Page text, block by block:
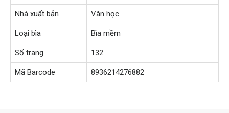
Nhà xuất bản Văn học
Loại bìa Bìa mềm
Số trang 132
Mã Barcode 8936214276882